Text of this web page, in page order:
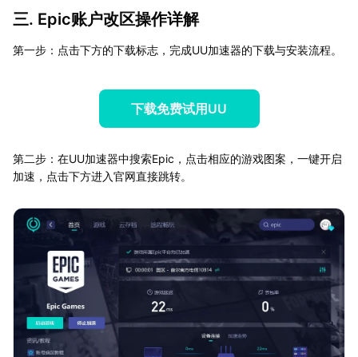
三. Epic账户改区操作详解
第一步：点击下方的下载标志，完成UU加速器的下载与安装流程。
下载免费试用UU
第二步：在UU加速器中搜索Epic，点击相应的游戏图案，一键开启
加速，点击下方进入官网直接跳转。